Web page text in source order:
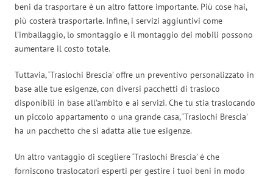
beni da trasportare è un altro fattore importante. Più cose hai,
più costerà trasportarle. Infine, i servizi aggiuntivi come
l’imballaggio, lo smontaggio e il montaggio dei mobili possono
aumentare il costo totale.
Tuttavia, ‘Traslochi Brescia’ offre un preventivo personalizzato in
base alle tue esigenze, con diversi pacchetti di trasloco
disponibili in base all’ambito e ai servizi. Che tu stia traslocando
un piccolo appartamento o una grande casa, ‘Traslochi Brescia’
ha un pacchetto che si adatta alle tue esigenze.
Un altro vantaggio di scegliere ‘Traslochi Brescia’ è che
forniscono traslocatori esperti per gestire i tuoi beni in modo